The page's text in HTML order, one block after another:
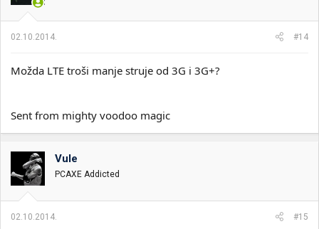
02.10.2014. #14
Možda LTE troši manje struje od 3G i 3G+?
Sent from mighty voodoo magic
Vule
PCAXE Addicted
02.10.2014. #15